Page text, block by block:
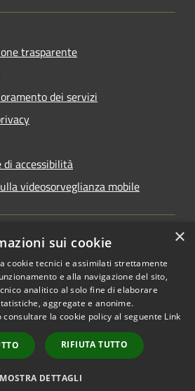
trasparente
dei servizi
di accessibilità
videosorveglianza mobile
Copyright © 2026 • Comune di
Taranto • Powered by
Municipium•Accesso
redazione
×
sui cookie
cookie tecnici e assimilati strettamente
e alla navigazione del sito,
analitico al solo fine di elaborare
aggregate e anonime.
la cookie policy al seguente Link
RIFIUTA TUTTO
MOSTRA DETTAGLI